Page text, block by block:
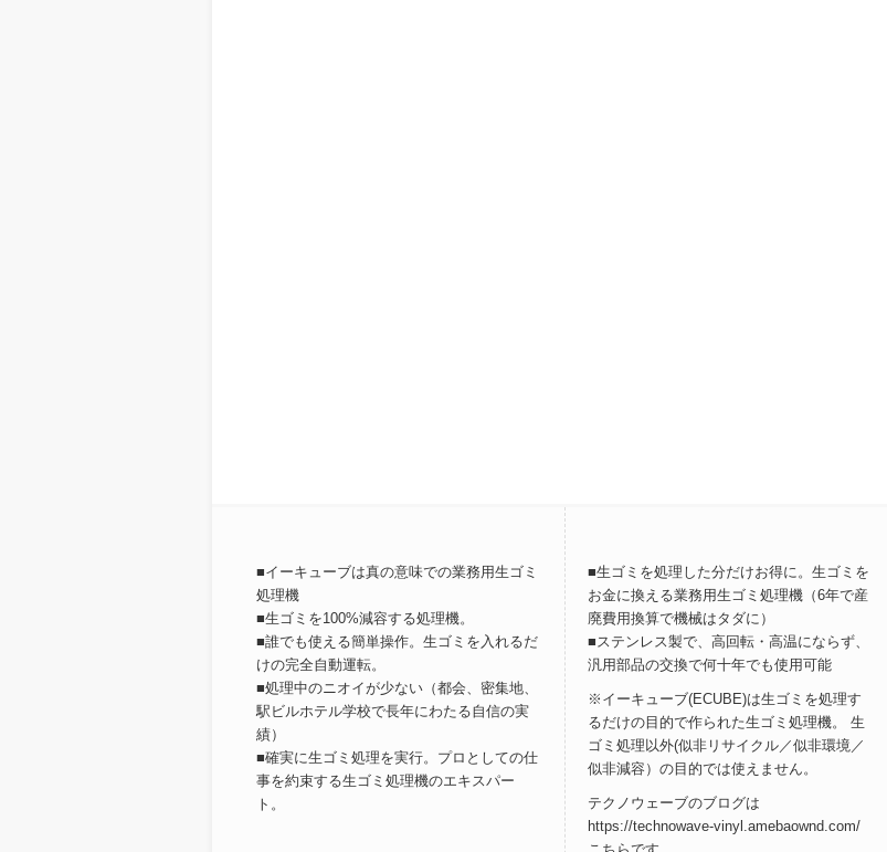
■イーキューブは真の意味での業務用生ゴミ
処理機
■生ゴミを100%減容する処理機。
■誰でも使える簡単操作。生ゴミを入れるだ
けの完全自動運転。
■処理中のニオイが少ない（都会、密集地、
駅ビルホテル学校で長年にわたる自信の実
績）
■確実に生ゴミ処理を実行。プロとしての仕
事を約束する生ゴミ処理機のエキスパー
ト。
■生ゴミを処理した分だけお得に。生ゴミを
お金に換える業務用生ゴミ処理機（6年で産
廃費用換算で機械はタダに）
■ステンレス製で、高回転・高温にならず、
汎用部品の交換で何十年でも使用可能
※イーキューブ(ECUBE)は生ゴミを処理す
るだけの目的で作られた生ゴミ処理機。 生
ゴミ処理以外(似非リサイクル／似非環境／
似非減容）の目的では使えません。
テクノウェーブのブログは
https://technowave-vinyl.amebaownd.com/